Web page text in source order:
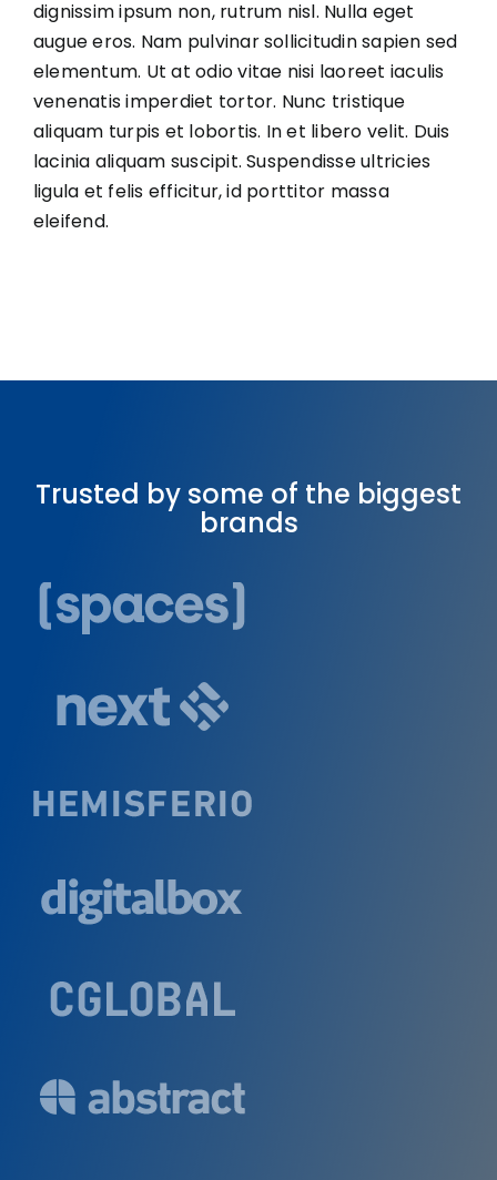
dignissim ipsum non, rutrum nisl. Nulla eget
augue eros. Nam pulvinar sollicitudin sapien sed
elementum. Ut at odio vitae nisi laoreet iaculis
venenatis imperdiet tortor. Nunc tristique
aliquam turpis et lobortis. In et libero velit. Duis
lacinia aliquam suscipit. Suspendisse ultricies
ligula et felis efficitur, id porttitor massa
eleifend.
Trusted by some of the biggest
brands